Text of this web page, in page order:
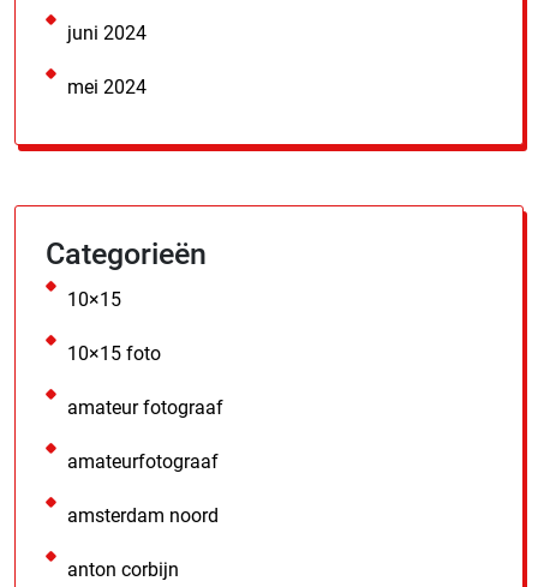
juni 2024
mei 2024
Categorieën
10×15
10×15 foto
amateur fotograaf
amateurfotograaf
amsterdam noord
anton corbijn